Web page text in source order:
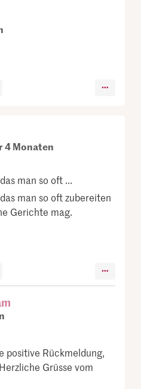
4 Monaten
man so oft ...
man so oft zubereiten
Gerichte mag.
positive Rückmeldung,
Grüsse vom